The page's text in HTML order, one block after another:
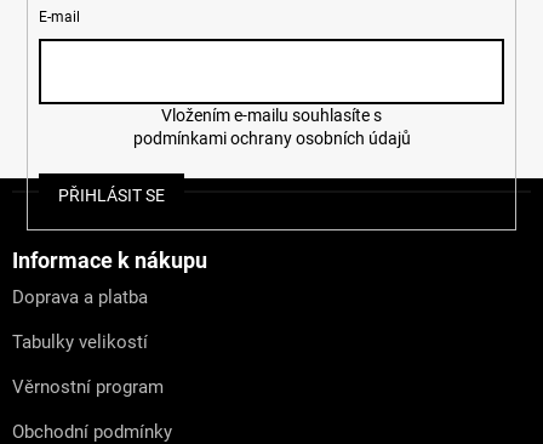
E-mail
podmínkami ochrany osobních údajů
PŘIHLÁSIT SE
Informace k nákupu
Doprava a platba
Tabulky velikostí
Věrnostní program
Obchodní podmínky